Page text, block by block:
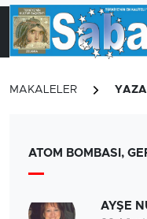
MAKALELER
ATOM BOMBASI,
AYŞE